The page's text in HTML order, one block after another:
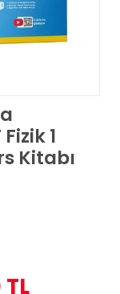
1
Kitabı